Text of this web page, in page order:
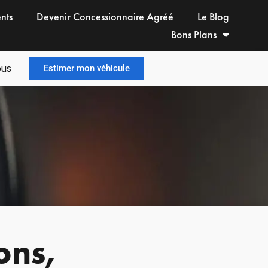
Devenir Concessionnaire Agréé
Le Blog
Bons Plans
Estimer mon véhicule